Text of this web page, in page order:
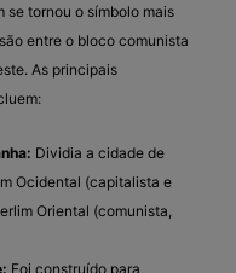
se tornou o símbolo mais
entre o bloco comunista
As principais
Dividia a cidade de
Ocidental (capitalista e
Oriental (comunista,
Foi construído para